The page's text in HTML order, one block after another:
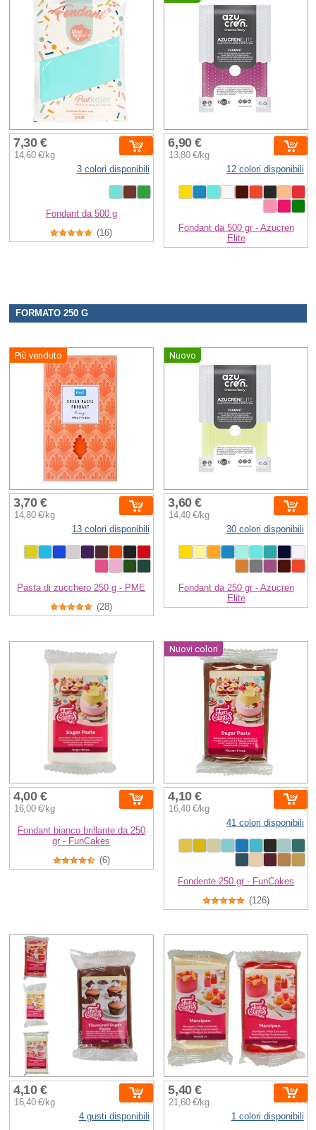
7,30 €
14,60 €/kg
3 colori disponibili
Fondant da 500 g
(16)
6,90 €
13,80 €/kg
12 colori disponibili
Fondant da 500 gr - Azucren
Elite
FORMATO 250 G
Più venduto
3,70 €
14,80 €/kg
13 colori disponibili
Pasta di zucchero 250 g - PME
(28)
Nuovo
3,60 €
14,40 €/kg
30 colori disponibili
Fondant da 250 gr - Azucren
Elite
4,00 €
16,00 €/kg
Fondant bianco brillante da 250
gr - FunCakes
(6)
Nuovi colori
4,10 €
16,40 €/kg
41 colori disponibili
Fondente 250 gr - FunCakes
(126)
4,10 €
16,40 €/kg
4 gusti disponibili
5,40 €
21,60 €/kg
1 colori disponibili